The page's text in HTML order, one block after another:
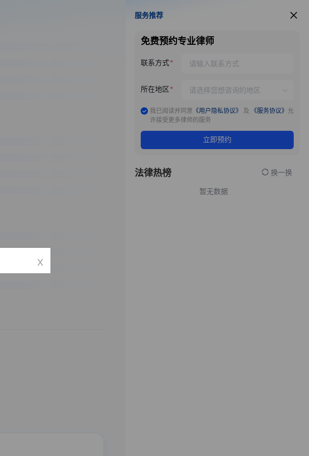
服务推荐
服务推荐
免费预约专业律师
联系方式
所在地区
我已阅读并同意 《用户隐私协议》 及 《服务协议》 允
许接受更多律师的服务
立即预约
法律热榜 换一换
暂无数据
x